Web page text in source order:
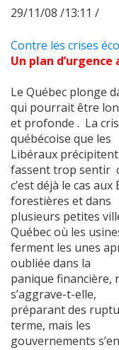
29/11/08 /13:11 /
Contre les crises
Un plan
Le Québec plonge
qui pourrait être
et profonde . La
québécoise que les
Libéraux précipitent
fassent trop sentir
c’est déjà le cas
forestières et dans
plusieurs petites
Québec où les
ferment les unes
oubliée dans la
panique financière,
s’aggrave-t-elle,
préparant des
terme, mais les
gouvernements